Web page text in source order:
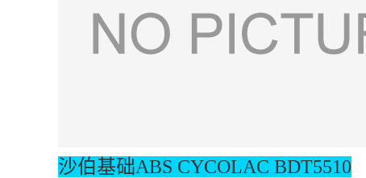
沙伯基础ABS CYCOLAC BDT5510